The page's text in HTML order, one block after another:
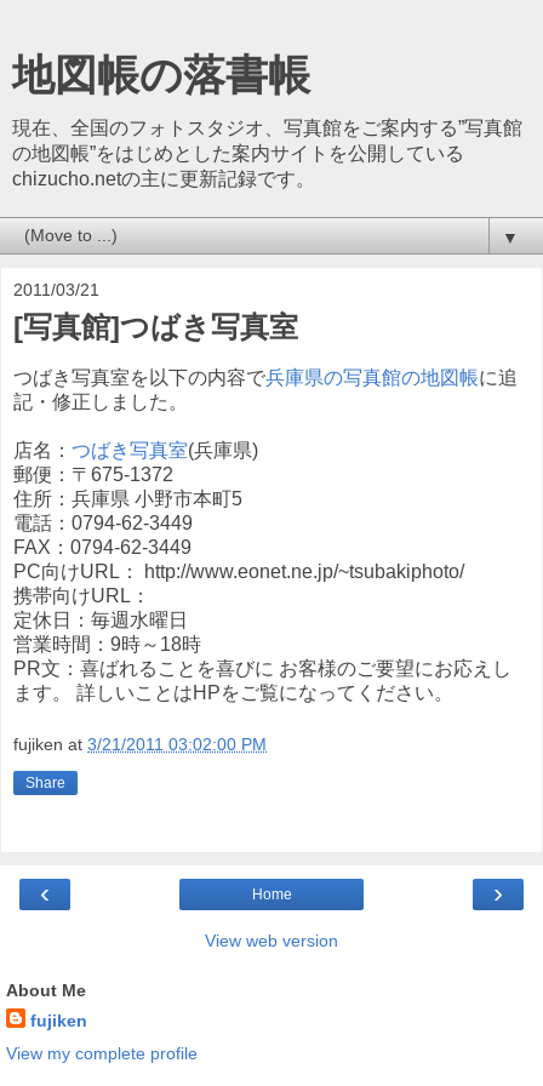
地図帳の落書帳
現在、全国のフォトスタジオ、写真館をご案内する”写真館
の地図帳”をはじめとした案内サイトを公開している
chizucho.netの主に更新記録です。
▼
2011/03/21
[写真館]つばき写真室
つばき写真室を以下の内容で兵庫県の写真館の地図帳に追
記・修正しました。
店名： つばき写真室(兵庫県)
郵便：〒675-1372
住所：兵庫県 小野市本町5
電話：0794-62-3449
FAX：0794-62-3449
PC向けURL： http://www.eonet.ne.jp/~tsubakiphoto/
携帯向けURL：
定休日：毎週水曜日
営業時間：9時～18時
PR文：喜ばれることを喜びに お客様のご要望にお応えし
ます。 詳しいことはHPをご覧になってください。
fujiken at 3/21/2011 03:02:00 PM
Share
‹ ›
Home
View web version
About Me
fujiken
View my complete profile